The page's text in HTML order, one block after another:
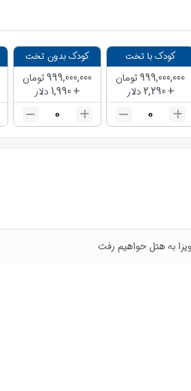
کودک با تخت
999,000,000تومان
+
2,290دلار
0
کودک بدون تخت
999,000,000تومان
+
1,990دلار
0
به هتل خواهیم رفت